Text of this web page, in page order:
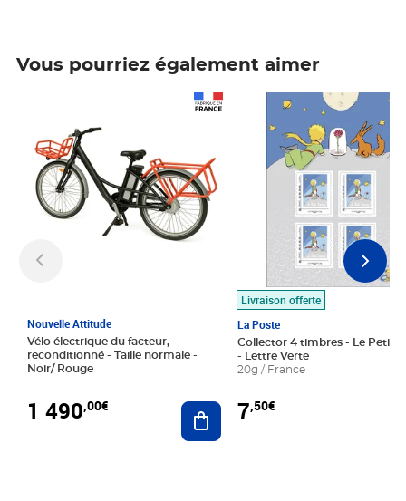
Vous pourriez également aimer
Nouvelle Attitude
Vélo électrique du facteur,
reconditionné - Taille normale -
Noir/ Rouge
1 490,00€ Ajouter au panier
Livraison offerte
La Poste
Collector 4 timbres - Le Petit
- Lettre Verte
20g / France
7,50€
Prix 7,50€